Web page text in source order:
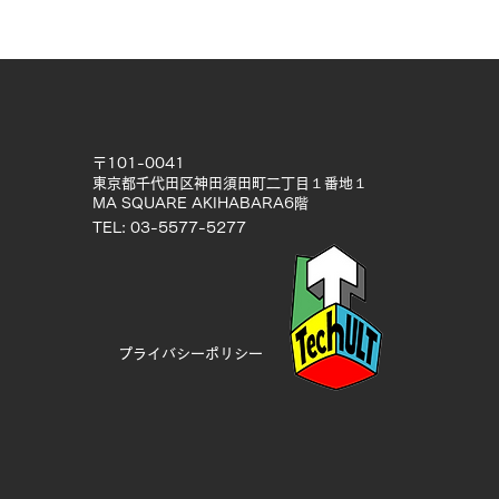
〒101-0041
東京都千代田区神田須田町二丁目１番地１
MA SQUARE AKIHABARA6階
TEL: 03-5577-5277
プライバシーポリシー